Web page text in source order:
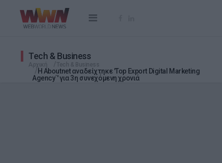
Tech & Business
Η Aboutnet αναδείχτηκε 'Top Export Digital Marketing
Agency΄' για 3η συνεχόμενη χρονιά